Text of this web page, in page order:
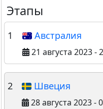
Этапы
1 Австралия
21 августа 2023 -
2 Швеция
28 августа 2023 -